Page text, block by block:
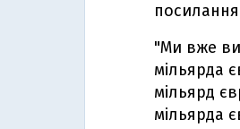
"Ми вже
мільярда
мільярд
мільярда